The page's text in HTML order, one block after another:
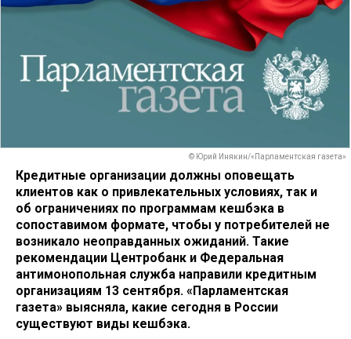
© Юрий Инякин/«Парламентская газета»
Кредитные организации должны оповещать
клиентов как о привлекательных условиях, так и
об ограничениях по программам кешбэка в
сопоставимом формате, чтобы у потребителей не
возникало неоправданных ожиданий. Такие
рекомендации Центробанк и Федеральная
антимонопольная служба направили кредитным
организациям 13 сентября. «Парламентская
газета» выясняла, какие сегодня в России
существуют виды кешбэка.